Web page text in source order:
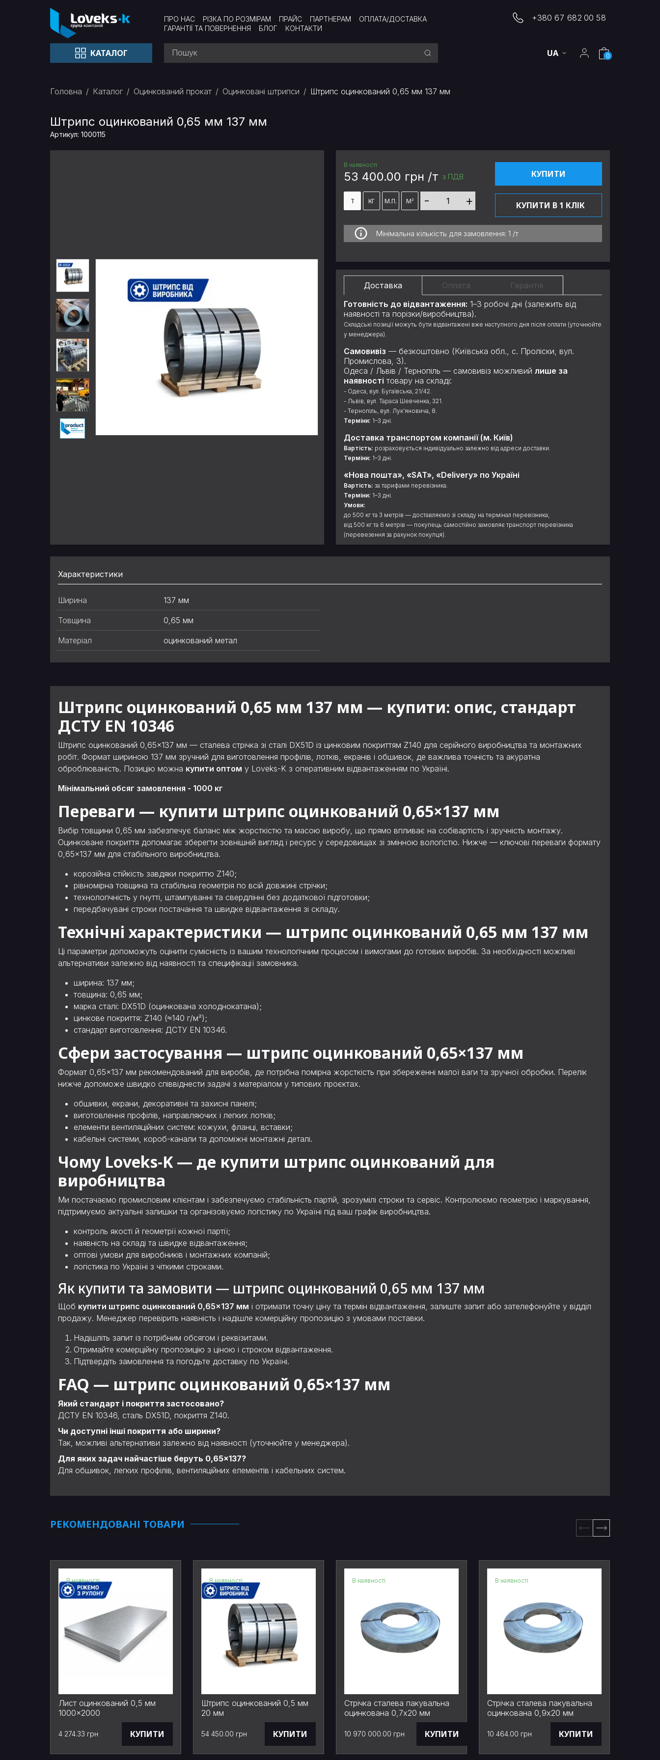
ПРО НАС РІЗКА ПО РОЗМІРАМ ПРАЙС ПАРТНЕРАМ
ОПЛАТА/ДОСТАВКА
ГАРАНТІЇ ТА ПОВЕРНЕННЯ
БЛОГ КОНТАКТИ
+380 67 682 00 58
КАТАЛОГ UA 0
Головна Каталог Оцинкований прокат Оцинковані штрипси Штрипс оцинкований 0,65 мм 137 мм
Штрипс оцинкований 0,65 мм 137 мм
Артикул: 1000115
В наявності
53 400.00 грн /т з ПДВ
Т КГ М.П. М² - +
КУПИТИ
КУПИТИ В 1 КЛІК
Мінімальна кількість для замовлення: 1 /т
Доставка Оплата
Гарантія
Готовність до відвантаження: 1–3 робочі дні (залежить від
наявності та порізки/виробництва).
Складські позиції можуть бути відвантажені вже наступного дня після оплати (уточнюйте
у менеджера).
Самовивіз — безкоштовно (Київська обл., с. Проліски, вул.
Промислова, 3).
Одеса / Львів / Тернопіль — самовивіз можливий лише за
наявності товару на складі:
- Одеса, вул. Бугаївська, 21/42.
- Львів, вул. Тараса Шевченка, 321.
- Тернопіль, вул. Лук’яновича, 8.
Терміни: 1–3 дні.
Доставка транспортом компанії (м. Київ)
Вартість: розраховується індивідуально залежно від адреси доставки.
Терміни: 1–3 дні.
«Нова пошта», «SAT», «Delivery» по Україні
Вартість: за тарифами перевізника.
Терміни: 1–3 дні.
Умови:
до 500 кг та 3 метрів — доставляємо зі складу на термінал перевізника;
від 500 кг та 6 метрів — покупець самостійно замовляє транспорт перевізника
(перевезення за рахунок покупця).
Характеристики
Ширина 137 мм
Товщина 0,65 мм
Матеріал оцинкований метал
Штрипс оцинкований 0,65 мм 137 мм — купити: опис, стандарт
ДСТУ EN 10346
Штрипс оцинкований 0,65×137 мм — сталева стрічка зі сталі DX51D із цинковим покриттям Z140 для серійного виробництва та монтажних
робіт. Формат шириною 137 мм зручний для виготовлення профілів, лотків, екранів і обшивок, де важлива точність та акуратна
оброблюваність. Позицію можна купити оптом у Loveks-K з оперативним відвантаженням по Україні.
Мінімальний обсяг замовлення - 1000 кг
Переваги — купити штрипс оцинкований 0,65×137 мм
Вибір товщини 0,65 мм забезпечує баланс між жорсткістю та масою виробу, що прямо впливає на собівартість і зручність монтажу.
Оцинковане покриття допомагає зберегти зовнішній вигляд і ресурс у середовищах зі змінною вологістю. Нижче — ключові переваги формату
0,65×137 мм для стабільного виробництва.
корозійна стійкість завдяки покриттю Z140;
рівномірна товщина та стабільна геометрія по всій довжині стрічки;
технологічність у гнутті, штампуванні та свердлінні без додаткової підготовки;
передбачувані строки постачання та швидке відвантаження зі складу.
Технічні характеристики — штрипс оцинкований 0,65 мм 137 мм
Ці параметри допоможуть оцінити сумісність із вашим технологічним процесом і вимогами до готових виробів. За необхідності можливі
альтернативи залежно від наявності та специфікації замовника.
ширина: 137 мм;
товщина: 0,65 мм;
марка сталі: DX51D (оцинкована холоднокатана);
цинкове покриття: Z140 (≈140 г/м²);
стандарт виготовлення: ДСТУ EN 10346.
Сфери застосування — штрипс оцинкований 0,65×137 мм
Формат 0,65×137 мм рекомендований для виробів, де потрібна помірна жорсткість при збереженні малої ваги та зручної обробки. Перелік
нижче допоможе швидко співвіднести задачі з матеріалом у типових проєктах.
обшивки, екрани, декоративні та захисні панелі;
виготовлення профілів, направляючих і легких лотків;
елементи вентиляційних систем: кожухи, фланці, вставки;
кабельні системи, короб-канали та допоміжні монтажні деталі.
Чому Loveks-K — де купити штрипс оцинкований для
виробництва
Ми постачаємо промисловим клієнтам і забезпечуємо стабільність партій, зрозумілі строки та сервіс. Контролюємо геометрію і маркування,
підтримуємо актуальні залишки та організовуємо логістику по Україні під ваш графік виробництва.
контроль якості й геометрії кожної партії;
наявність на складі та швидке відвантаження;
оптові умови для виробників і монтажних компаній;
логістика по Україні з чіткими строками.
Як купити та замовити — штрипс оцинкований 0,65 мм 137 мм
Щоб купити штрипс оцинкований 0,65×137 мм і отримати точну ціну та термін відвантаження, залиште запит або зателефонуйте у відділ
продажу. Менеджер перевірить наявність і надішле комерційну пропозицію з умовами поставки.
Надішліть запит із потрібним обсягом і реквізитами.
Отримайте комерційну пропозицію з ціною і строком відвантаження.
Підтвердіть замовлення та погодьте доставку по Україні.
FAQ — штрипс оцинкований 0,65×137 мм
Який стандарт і покриття застосовано?
ДСТУ EN 10346, сталь DX51D, покриття Z140.
Чи доступні інші покриття або ширини?
Так, можливі альтернативи залежно від наявності (уточнюйте у менеджера).
Для яких задач найчастіше беруть 0,65×137?
Для обшивок, легких профілів, вентиляційних елементів і кабельних систем.
РЕКОМЕНДОВАНІ ТОВАРИ
В наявності
Лист оцинкований 0,5 мм
1000x2000
4 274.33 грн КУПИТИ
В наявності
Штрипс оцинкований 0,5 мм
20 мм
54 450.00 грн КУПИТИ
В наявності
Стрічка сталева пакувальна
оцинкована 0,7х20 мм
10 970 000.00 грн КУПИТИ
В наявності
Стрічка сталева пакувальна
оцинкована 0,9х20 мм
10 464.00 грн КУПИТИ